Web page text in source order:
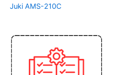
Juki AMS-210C